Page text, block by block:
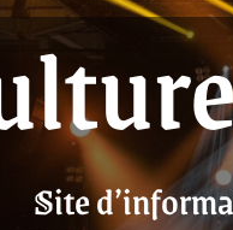
Site